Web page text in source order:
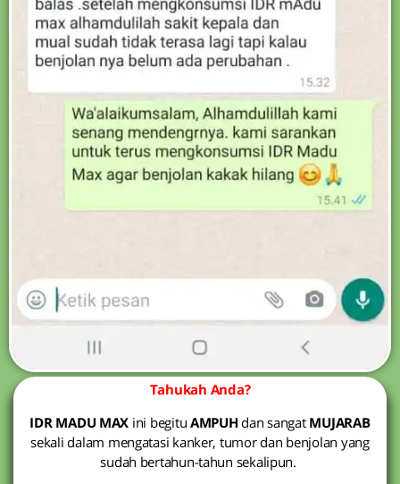
Tahukah Anda?
IDR MADU MAX ini begitu AMPUHdan sangat MUJARAB
sekali dalam mengatasi kanker, tumor dan benjolan yang
sudah bertahun-tahun sekalipun.